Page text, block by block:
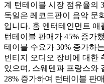
계 턴테이블 시장 점유율의
독일은 레코드판이 음악 문
입니다. 홈 엔터테인먼트 애
턴테이블 판매가 45% 증가
테이블 수요가 30% 증가하
빈티지 오디오 장비에 대한
있으며, 스웨덴과 프랑스와
28% 증가하여 턴테이블 판